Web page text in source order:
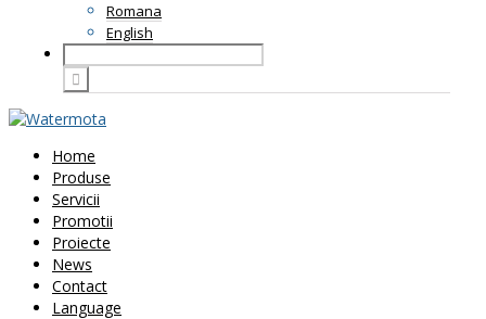
Romana
English
Home
Produse
Servicii
Promotii
Proiecte
News
Contact
Language